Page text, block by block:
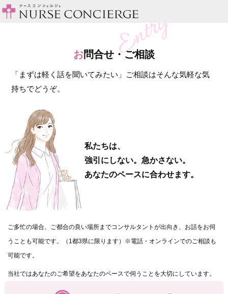
お問合せ・ご相談
「まずは軽く話を聞いてみたい」ご相談はそんな気軽な気
持ちでどうぞ。
私たちは、
強引にしない。急かさない。
あなたのペースに合わせます。
ご多忙の場合、ご都合の良い場所までコンサルタントが出向き、お話をお伺
うことも可能です。（1都3県に限ります）※電話・オンラインでのご相談も
可能です。
当社ではあなたのご希望をあなたのペースで伺うことを大切にしています。